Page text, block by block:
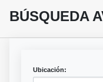
BÚSQUEDA
Ubicación: